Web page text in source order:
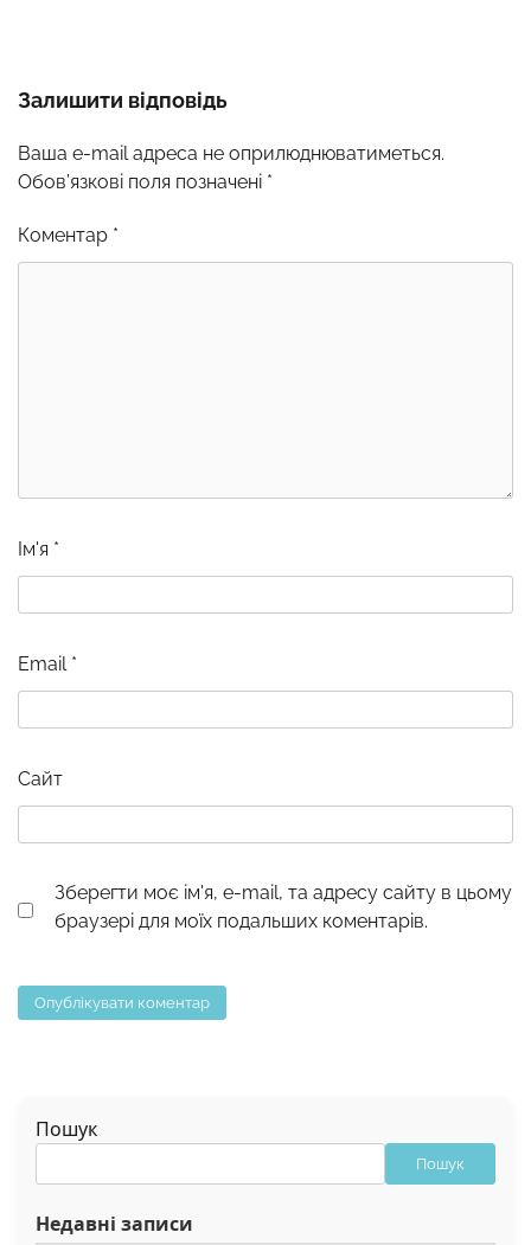
Залишити відповідь
Ваша e-mail адреса не оприлюднюватиметься.
Обов’язкові поля позначені *
Коментар *
Ім'я *
Email *
Сайт
Зберегти моє ім'я, e-mail, та адресу сайту в цьому
браузері для моїх подальших коментарів.
Пошук
Пошук
Недавні записи